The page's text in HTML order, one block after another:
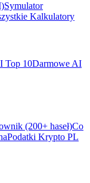
Symulator
Kalkulatory
Top 10Darmowe AI
(200+ haseł)Co
Podatki Krypto PL